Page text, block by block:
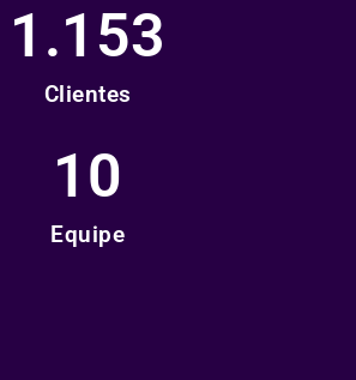
Clientes
1.153
Equipe
10